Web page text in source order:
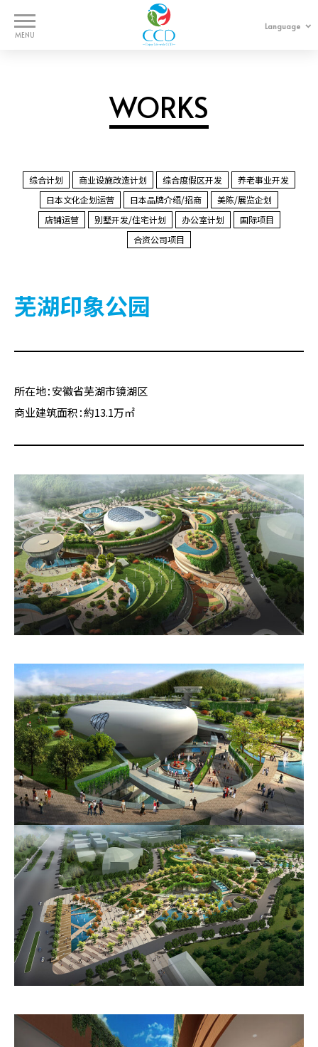
SERVICES
COMPANY
CONTACT
Language
WORKS
综合计划 商业设施改造计划 综合度假区开发
养老事业开发
日本文化企划运营
日本品牌介绍/招商
美陈/展览企划
店铺运营
别墅开发/住宅计划 办公室计划
国际项目
合资公司项目
芜湖印象公园
所在地：安徽省芜湖市镜湖区
商业建筑面积：約13.1万㎡